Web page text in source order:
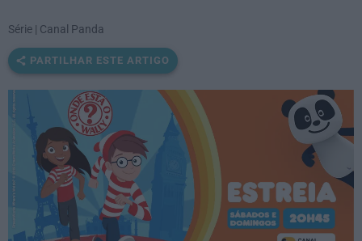
Série | Canal Panda
PARTILHAR ESTE ARTIGO